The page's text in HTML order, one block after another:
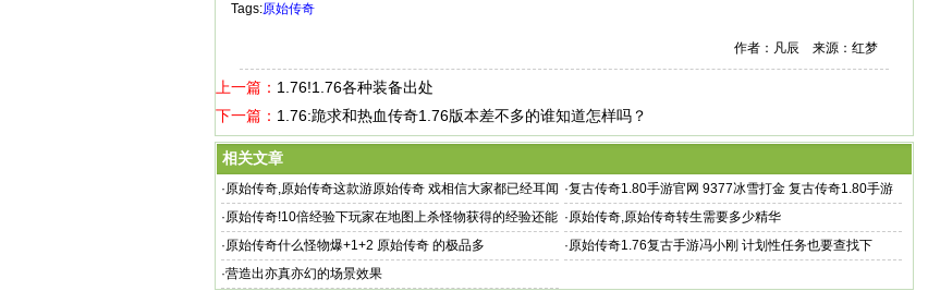
Tags:原始传奇
作者：凡辰 来源：红梦
上一篇： 1.76!1.76各种装备出处
下一篇： 1.76:跪求和热血传奇1.76版本差不多的谁知道怎样吗？
相关文章
·原始传奇,原始传奇这款游原始传奇 戏相信大家都已经耳闻
能熟家喻户
·复古传奇1.80手游官网 9377冰雪打金 复古传奇1.80手游
官网
·原始传奇!10倍经验下玩家在地图上杀怪物获得的经验还能
翻十倍
·原始传奇,原始传奇转生需要多少精华
·原始传奇什么怪物爆+1+2 原始传奇 的极品多 ·原始传奇1.76复古手游冯小刚 计划性任务也要查找下
·营造出亦真亦幻的场景效果